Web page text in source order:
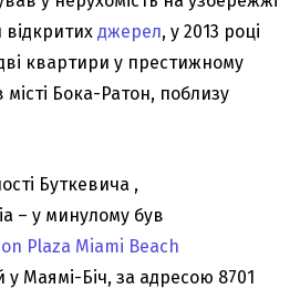
джерел, у 2013 році
квартири у престижному
Бока-Ратон, поблизу
Буткевича ,
– у минулому був
Plaza Miami Beach
Маямі-Біч, за адресою 8701